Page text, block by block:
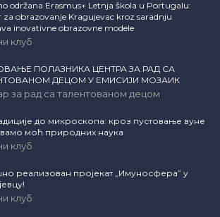
održana Erasmus+ Letnja škola u Portugalu:
za obrazovanje Kragujevac kroz saradnju
inovativne obrazovne modele
клуб
ПОЛАЗНИКА ЦЕНТРА ЗА РАД СА
ДЕЦОМ У ЕМИСИЈИ МОЗАИК
за рад са талентованом децом
до микроскопа: кроз пустовање вуне
моћ природних наука
клуб
реализован пројекат „Имуносфера” у
клуб